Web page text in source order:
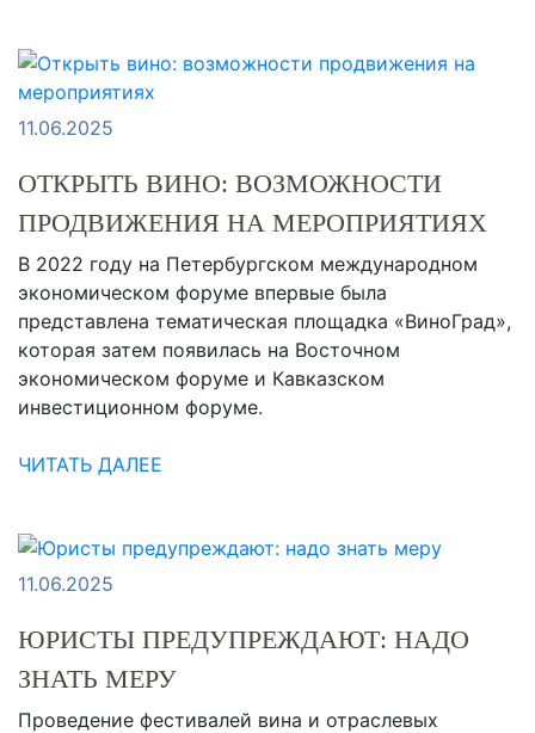
11.06.2025
ОТКРЫТЬ ВИНО: ВОЗМОЖНОСТИ
ПРОДВИЖЕНИЯ НА МЕРОПРИЯТИЯХ
В 2022 году на Петербургском международном
экономическом форуме впервые была
представлена тематическая площадка «ВиноГрад»,
которая затем появилась на Восточном
экономическом форуме и Кавказском
инвестиционном форуме.
ЧИТАТЬ ДАЛЕЕ
11.06.2025
ЮРИСТЫ ПРЕДУПРЕЖДАЮТ: НАДО
ЗНАТЬ МЕРУ
Проведение фестивалей вина и отраслевых